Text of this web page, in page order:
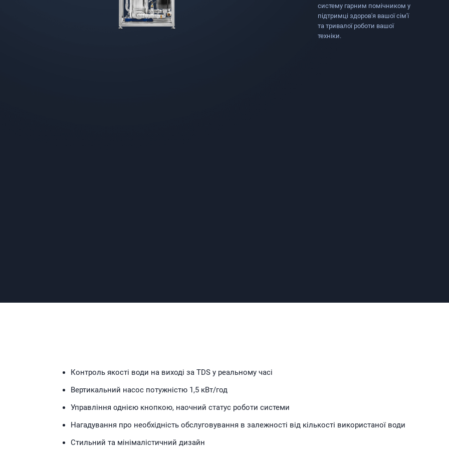
систему гарним помічником у
підтримці здоров'я вашої сім'ї
та тривалої роботи вашої
техніки.
Контроль якості води на виході за TDS у реальному часі
Вертикальний насос потужністю 1,5 кВт/год
Управління однією кнопкою, наочний статус роботи системи
Нагадування про необхідність обслуговування в залежності від кількості використаної води
Стильний та мінімалістичний дизайн